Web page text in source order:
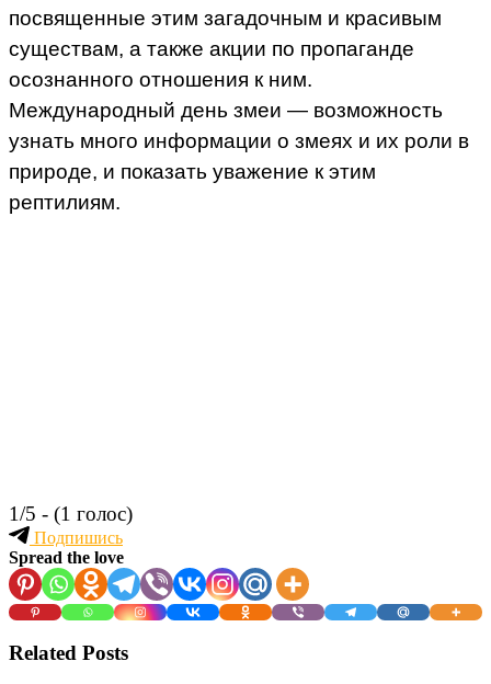
посвященные этим загадочным и красивым
существам, а также акции по пропаганде
осознанного отношения к ним.
Международный день змеи — возможность
узнать много информации о змеях и их роли в
природе, и показать уважение к этим
рептилиям.
1/5 - (1 голос)
Подпишись
Spread the love
Related Posts